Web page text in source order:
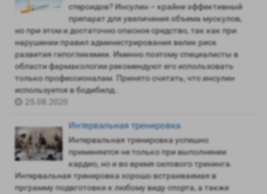
стероидов? Инсулин – крайне эффективный
препарат для увеличения объема мускулов,
но при этом и достаточно опасное средство, так как при
нарушении правил администрирования велик риск
развития гипогликемии. Именно поэтому специалисты в
области фармакологии рекомендуют его использовать
только профессионалам. Принято считать, что инсулин
используется в бодибилд..
25.08.2020
Интервальная тренировка
Интервальная тренировка успешно
применяется не только при выполнении
кардио, но и во время силового тренинга.
Интервальная тренировка хорошо встраиваемая в
прграмму подвготовки к любому виду спорта, а также